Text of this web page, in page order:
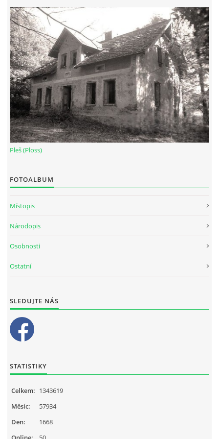
Pleš (Ploss)
FOTOALBUM
Místopis
Národopis
Osobnosti
Ostatní
SLEDUJTE NÁS
STATISTIKY
Celkem: 1343619
Měsíc:
57934
Den:
1668